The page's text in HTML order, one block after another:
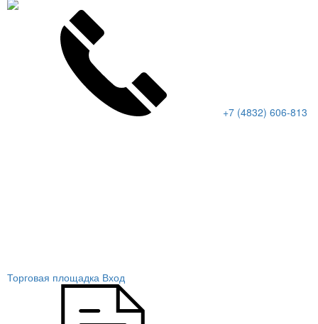
+7 (4832) 606-813
Торговая площадка Вход